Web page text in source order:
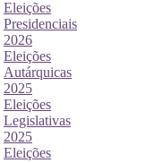
Eleições
Presidenciais
2026
Eleições
Autárquicas
2025
Eleições
Legislativas
2025
Eleições